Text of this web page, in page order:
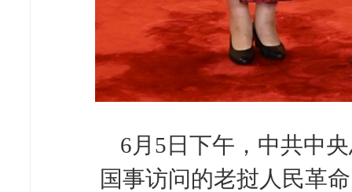
6月5日下午，中共中
国事访问的老挝人民革